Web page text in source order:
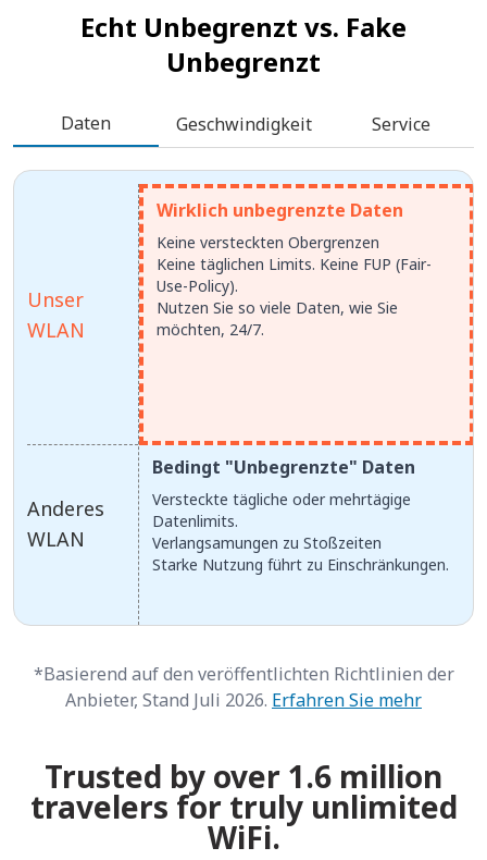
Echt Unbegrenzt vs. Fake
Unbegrenzt
Daten Geschwindigkeit Service
Unser
WLAN
Anderes
WLAN
Wirklich unbegrenzte Daten
Keine versteckten Obergrenzen
Keine täglichen Limits. Keine FUP (Fair-
Use-Policy).
Nutzen Sie so viele Daten, wie Sie
möchten, 24/7.
Bedingt "Unbegrenzte" Daten
Versteckte tägliche oder mehrtägige
Datenlimits.
Verlangsamungen zu Stoßzeiten
Starke Nutzung führt zu Einschränkungen.
*Basierend auf den veröffentlichten Richtlinien der
Anbieter, Stand Juli 2026. Erfahren Sie mehr
Trusted by over 1.6 million
travelers for truly unlimited
WiFi.